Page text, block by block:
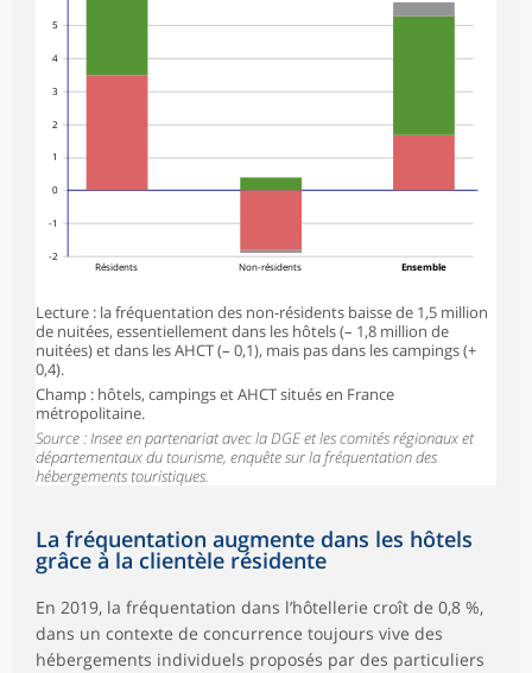
0
1
2
3
4
5
-1
-2
Résidents
Non-résidents Ensemble
Lecture : la fréquentation des non-résidents baisse de 1,5 million
de nuitées, essentiellement dans les hôtels (– 1,8 million de
nuitées) et dans les AHCT (– 0,1), mais pas dans les campings (+
0,4).
Champ : hôtels, campings et AHCT situés en France
métropolitaine.
Source : Insee en partenariat avec la DGE et les comités régionaux et
départementaux du tourisme, enquête sur la fréquentation des
hébergements touristiques.
La fréquentation augmente dans les hôtels
grâce à la clientèle résidente
En 2019, la fréquentation dans l’hôtellerie croît de 0,8 %,
dans un contexte de concurrence toujours vive des
hébergements individuels proposés par des particuliers